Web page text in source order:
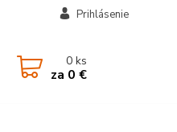
Prihlásenie
0ks
za 0 €